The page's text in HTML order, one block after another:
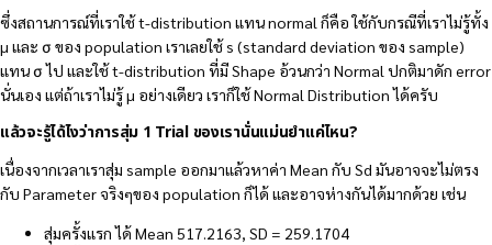
ซึ่งสถานการณ์ที่เราใช้ t-distribution แทน normal ก็คือ ใช้กับกรณีที่เราไม่รู้ทั้ง
µ และ σ ของ population เราเลยใช้ s (standard deviation ของ sample)
แทน σ ไป และใช้ t-distribution ที่มี Shape อ้วนกว่า Normal ปกติมาดัก error
นั่นเอง แต่ถ้าเราไม่รู้ µ อย่างเดียว เราก็ใช้ Normal Distribution ได้ครับ
แล้วจะรู้ได้ไงว่าการสุ่ม 1 Trial ของเรานั่นแม่นยำแค่ไหน?
เนื่องจากเวลาเราสุ่ม sample ออกมาแล้วหาค่า Mean กับ Sd มันอาจจะไม่ตรง
กับ Parameter จริงๆของ population ก็ได้ และอาจห่างกันได้มากด้วย เช่น
สุ่มครั้งแรก ได้ Mean 517.2163, SD = 259.1704